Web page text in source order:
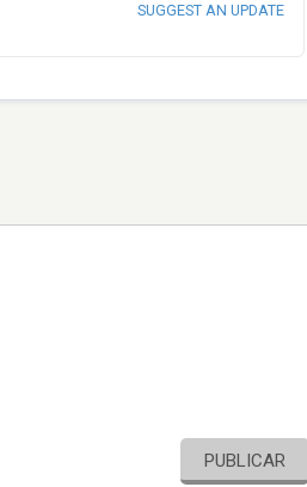
SUGGEST AN UPDATE
PUBLICAR